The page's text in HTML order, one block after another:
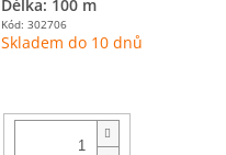
Kód: 302706
Délka: 100 m
Skladem do 10 dnů